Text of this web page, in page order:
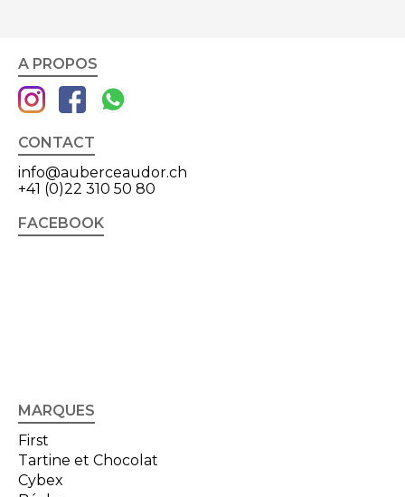
A PROPOS
CONTACT
info@auberceaudor.ch
+41 (0)22 310 50 80
FACEBOOK
MARQUES
First
Tartine et Chocolat
Cybex